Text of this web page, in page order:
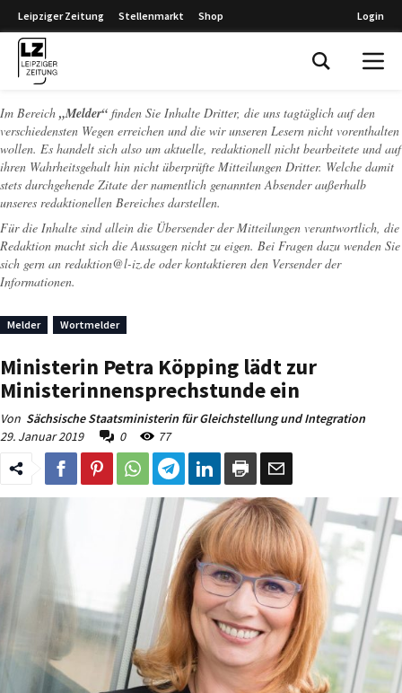
Leipziger Zeitung Stellenmarkt Shop Login
Im Bereich „Melder“ finden Sie Inhalte Dritter, die uns tagtäglich auf den
verschiedensten Wegen erreichen und die wir unseren Lesern nicht vorenthalten
wollen. Es handelt sich also um aktuelle, redaktionell nicht bearbeitete und auf
ihren Wahrheitsgehalt hin nicht überprüfte Mitteilungen Dritter. Welche damit
stets durchgehende Zitate der namentlich genannten Absender außerhalb
unseres redaktionellen Bereiches darstellen.
Für die Inhalte sind allein die Übersender der Mitteilungen verantwortlich, die
Redaktion macht sich die Aussagen nicht zu eigen. Bei Fragen dazu wenden Sie
sich gern an redaktion@l-iz.de oder kontaktieren den Versender der
Informationen.
Melder Wortmelder
Ministerin Petra Köpping lädt zur
Ministerinnensprechstunde ein
Von Sächsische Staatsministerin für Gleichstellung und Integration
29. Januar 2019
0 77